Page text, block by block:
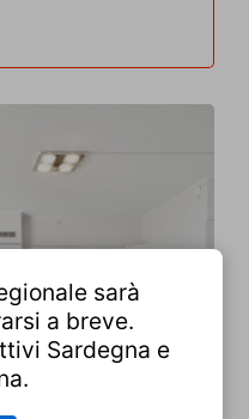
sarà
a breve.
Sardegna e